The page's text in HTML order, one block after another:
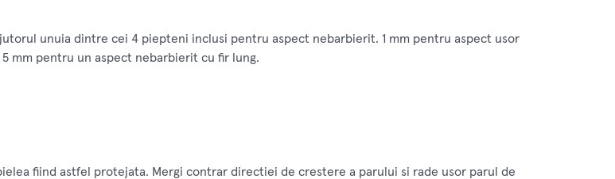
unuia dintre cei 4 piepteni inclusi pentru aspect nebarbierit. 1 mm pentru aspect usor
mm pentru un aspect nebarbierit cu fir lung.
fiind astfel protejata. Mergi contrar directiei de crestere a parului si rade usor parul de